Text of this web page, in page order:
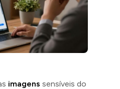
imagens sensíveis do